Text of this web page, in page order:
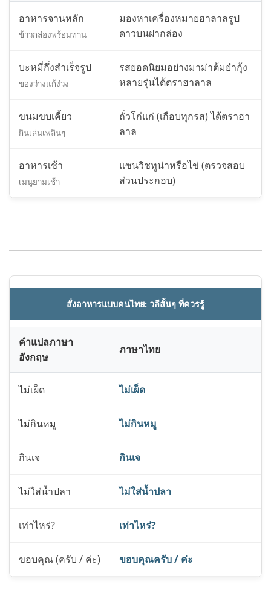
อาหารจานหลัก
ข้าวกล่องพร้อมทาน
มองหาเครื่องหมายฮาลาลรูป
ดาวบนฝากล่อง
บะหมี่กึ่งสำเร็จรูป
ของว่างแก้ง่วง
รสยอดนิยมอย่างมาม่าต้มยำกุ้ง
หลายรุ่นได้ตราฮาลาล
ขนมขบเคี้ยว
กินเล่นเพลินๆ
ถั่วโก๋แก่ (เกือบทุกรส) ได้ตราฮา
ลาล
อาหารเช้า
เมนูยามเช้า
แซนวิชทูน่าหรือไข่ (ตรวจสอบ
ส่วนประกอบ)
สั่งอาหารแบบคนไทย: วลีสั้นๆ ที่ควรรู้
คำแปลภาษา
อังกฤษ
ภาษาไทย
ไม่เผ็ด ไม่เผ็ด
ไม่กินหมู ไม่กินหมู
กินเจ กินเจ
ไม่ใส่น้ำปลา ไม่ใส่น้ำปลา
เท่าไหร่? เท่าไหร่?
ขอบคุณ (ครับ / ค่ะ) ขอบคุณครับ / ค่ะ